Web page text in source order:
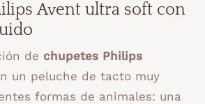
Avent ultra soft con
de chupetes Philips
un peluche de tacto muy
formas de animales: una